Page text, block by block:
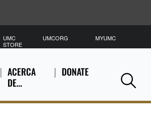
ACERCA
DE…
DONATE
UMC
STORE
UMCORG MYUMC